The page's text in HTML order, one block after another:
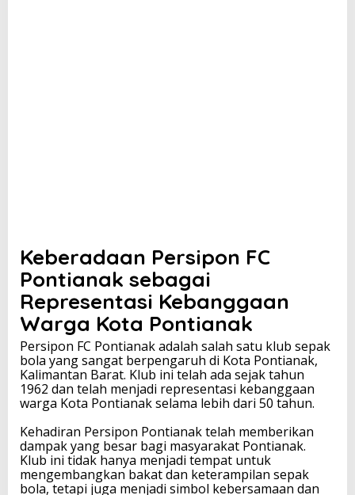
Keberadaan Persipon FC
Pontianak sebagai
Representasi Kebanggaan
Warga Kota Pontianak
Persipon FC Pontianak adalah salah satu klub sepak
bola yang sangat berpengaruh di Kota Pontianak,
Kalimantan Barat. Klub ini telah ada sejak tahun
1962 dan telah menjadi representasi kebanggaan
warga Kota Pontianak selama lebih dari 50 tahun.
Kehadiran Persipon Pontianak telah memberikan
dampak yang besar bagi masyarakat Pontianak.
Klub ini tidak hanya menjadi tempat untuk
mengembangkan bakat dan keterampilan sepak
bola, tetapi juga menjadi simbol kebersamaan dan